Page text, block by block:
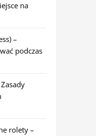
na
–
podczas
rolety –